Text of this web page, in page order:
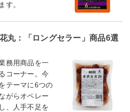
す。
丸：「ロングセラー」商品6選
務用商品を一
コーナー。今
テーマに6つの
がらオペレー
、人手不足を